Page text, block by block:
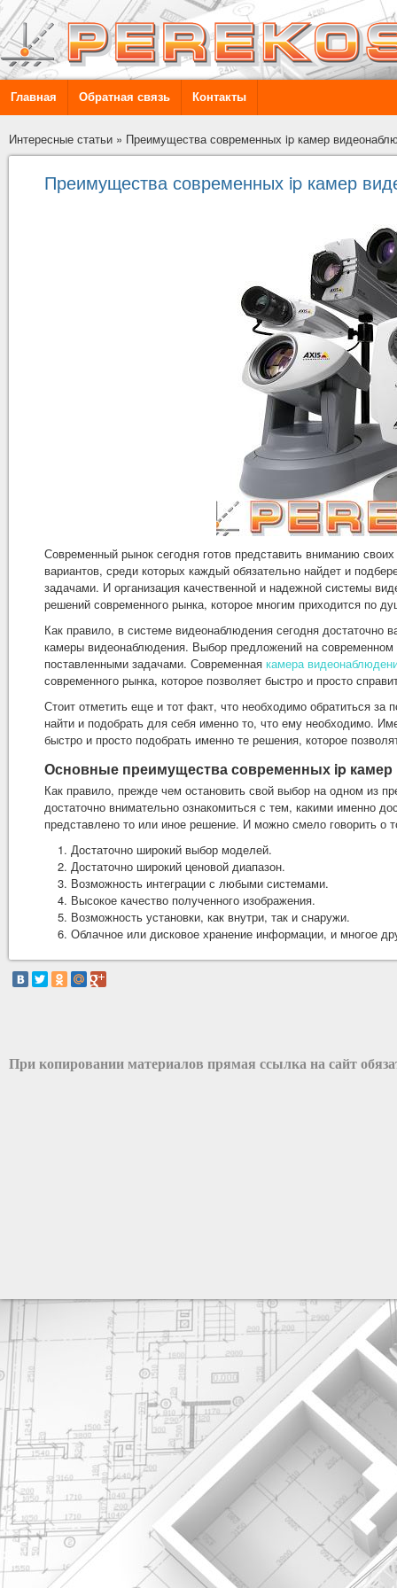
Главная Обратная связь Контакты
Интересные статьи » Преимущества современных ip камер
Преимущества современных ip камер
Современный рынок сегодня готов представить вниманию
вариантов, среди которых каждый обязательно найдет и
задачами. И организация качественной и надежной системы
решений современного рынка, которое многим приходится по
Как правило, в системе видеонаблюдения сегодня достаточно
камеры видеонаблюдения. Выбор предложений на современном
поставленными задачами. Современная камера
современного рынка, которое позволяет быстро и просто
Стоит отметить еще и тот факт, что необходимо обратиться
найти и подобрать для себя именно то, что ему необходимо.
быстро и просто подобрать именно те решения, которое
Основные преимущества современных ip
Как правило, прежде чем остановить свой выбор на одном из
достаточно внимательно ознакомиться с тем, какими именно
представлено то или иное решение. И можно смело говорить
Достаточно широкий выбор моделей.
Достаточно широкий ценовой диапазон.
Возможность интеграции с любыми системами.
Высокое качество полученного изображения.
Возможность установки, как внутри, так и снаружи.
Облачное или дисковое хранение информации, и многое
При копировании материалов прямая ссылка на сайт